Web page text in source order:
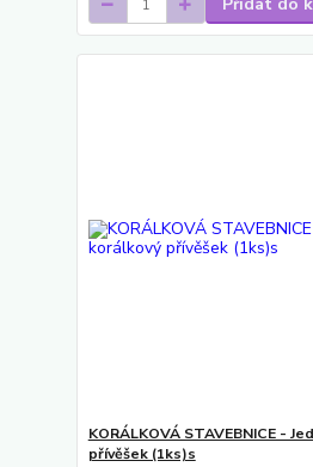
KORÁLKOVÁ STAVEBNICE -
přívěšek (1ks)s